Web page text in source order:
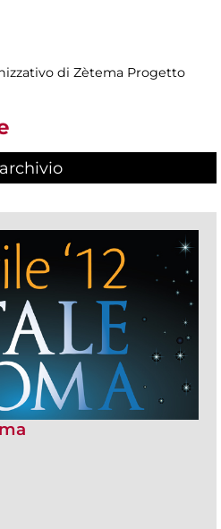
di Zètema Progetto